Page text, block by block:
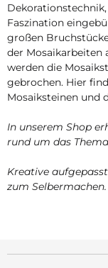
Faszination
großen
der Mosaikarbeiten
werden die
gebrochen. Hier
Mosaiksteinen und
In unserem Shop
rund um das
Kreative
zum Selbermachen.